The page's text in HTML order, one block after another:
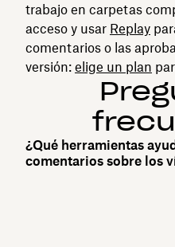
trabajo en carpetas
acceso y usar‌ Replay
comentarios o las
versión: elige un plan
¿Qué herramientas
comentarios sobre los